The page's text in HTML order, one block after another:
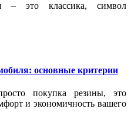
– это классика, символ
основные критерии
покупка резины, это
и экономичность вашего